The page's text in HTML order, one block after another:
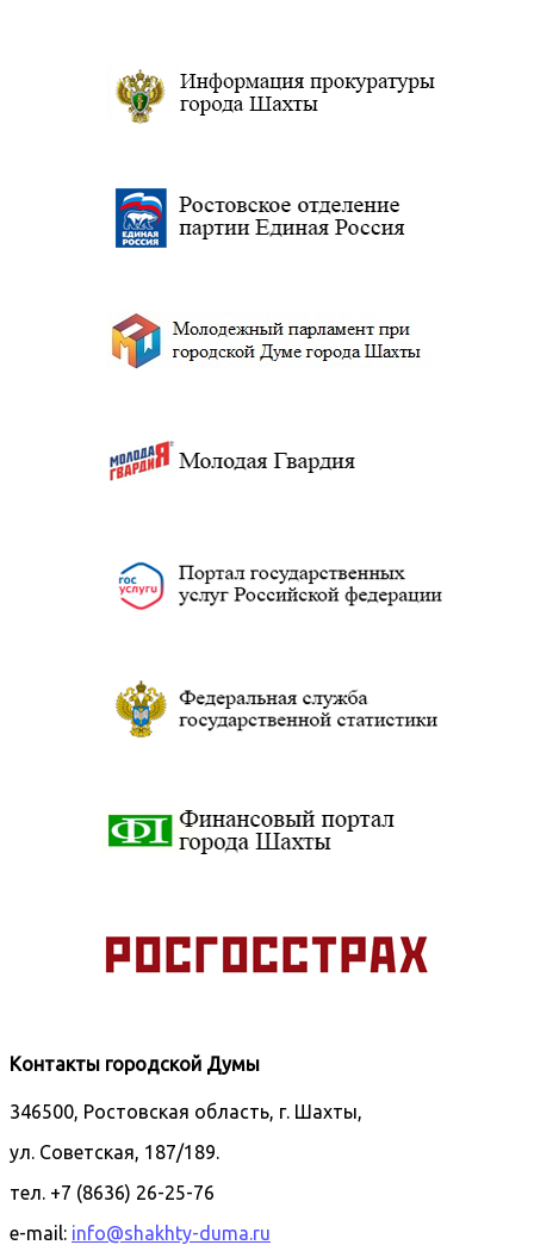
Контакты городской Думы
346500, Ростовская область, г. Шахты,
ул. Советская, 187/189.
тел. +7 (8636) 26-25-76
e-mail: info@shakhty-duma.ru